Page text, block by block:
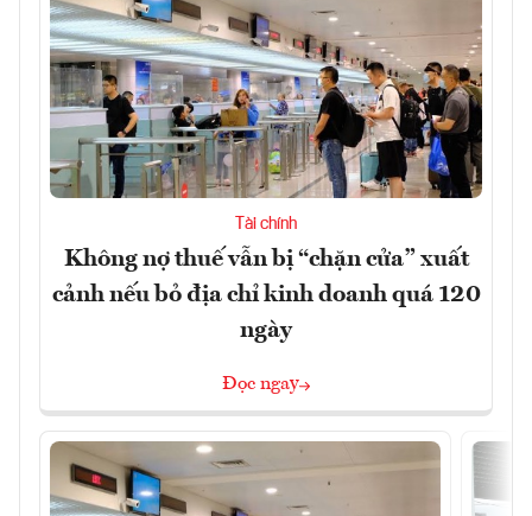
Tài chính
Không nợ thuế vẫn bị “chặn cửa” xuất
cảnh nếu bỏ địa chỉ kinh doanh quá 120
ngày
Đọc ngay